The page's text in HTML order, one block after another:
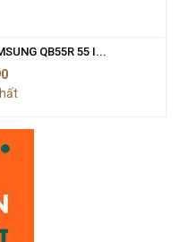
QB55R 55 I...